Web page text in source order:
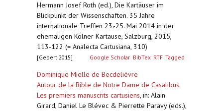
Hermann Josef Roth (ed.), Die Kartäuser im
Blickpunkt der Wissenschaften. 35 Jahre
internationale Treffen 23.-25. Mai 2014 in der
ehemaligen Kölner Kartause, Salzburg, 2015,
113-122 (= Analecta Cartusiana, 310)
[Gebert 2015] Google Scholar BibTex RTF Tagged
Dominique Mielle de Becdelièvre
Autour de la Bible de Notre Dame de Casalibus.
Les premiers manuscrits cartusiens, in: Alain
Girard, Daniel Le Blévec & Pierrette Paravy (eds.),